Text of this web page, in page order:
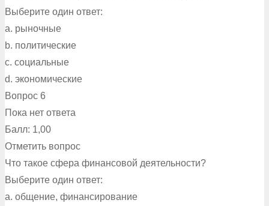
Выберите один ответ:
a. рыночные
b. политические
c. социальные
d. экономические
Вопрос 6
Пока нет ответа
Балл: 1,00
Отметить вопрос
Что такое сфера финансовой деятельности?
Выберите один ответ:
a. общение, финансирование